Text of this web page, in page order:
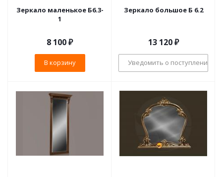
Зеркало маленькое Б6.3-
1
8 100₽
В корзину
Зеркало большое Б 6.2
13 120₽
Уведомить о поступлении